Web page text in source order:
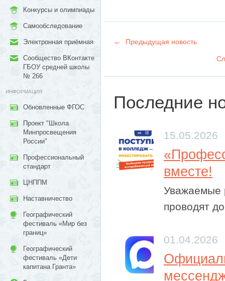
Конкурсы и олимпиады
Самообследование
Электронная приёмная
Сообщество ВКонтакте
ГБОУ средней школы
№ 266
ИНФОРМАЦИЯ
Обновленные ФГОС
Проект "Школа
Минпросвещения
России"
Профессиональный
стандарт
ЦНППМ
Наставничество
Географический
фестиваль «Мир без
границ»
Географический
фестиваль «Дети
капитана Гранта»
← Предыдущая новость
Последние
15.05.2026
вместе!
Уважаемые
проводят
01.04.2026